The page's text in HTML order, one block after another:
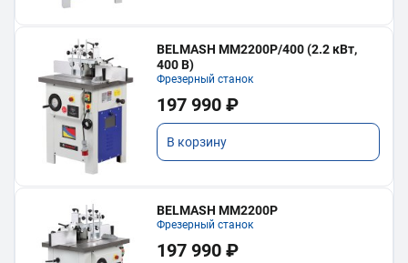
BELMASH MM2200P/400 (2.2 кВт,
400 В)
Фрезерный станок
197 990 ₽
В корзину
BELMASH MM2200P
Фрезерный станок
197 990 ₽